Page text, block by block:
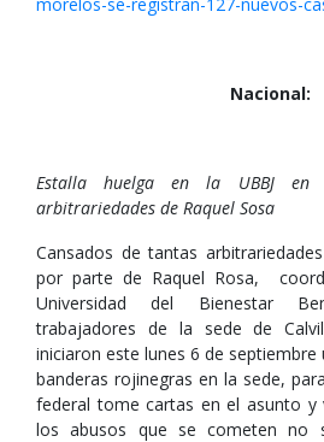
Nacional:
Estalla huelga en la UBBJ en
arbitrariedades de Raquel Sosa
Cansados de tantas
por parte de Raquel Rosa,
Universidad del Bienestar
trabajadores de la sede de
iniciaron este lunes 6 de
banderas rojinegras en la sede,
federal tome cartas en el asunto y
los abusos que se cometen no